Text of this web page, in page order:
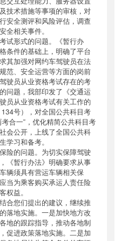
技术措施等事项的审核，对
安全测评和风险评估，调查
全相关事件。
形式的问题。《暂行办
条件的基础上，明确了平台
其加强对网约车驾驶员在法
范、安全运营等方面的岗前
驶员从业资格考试存在的考
问题，我部印发了《交通运
员从业资格考试有关工作的
号），对全国公共科目考
合一”，优化精简公共科目考
会公开，上线了全国公共科
学习和备考。
的问题。为切实保障驾驶
《暂行办法》明确要求从事
辆须具有营运车辆相关保
当为乘客购买承运人责任险
权益。
您们提出的建议，继续推
落地实施。一是加快地方改
地的跟踪指导，推动各地制
促进政策落地实施。二是加